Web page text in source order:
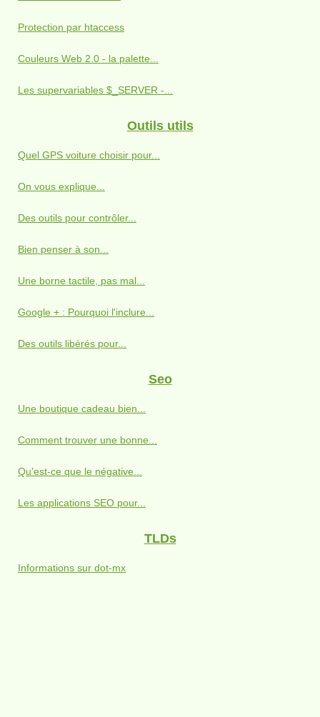
Protection par htaccess
Couleurs Web 2.0 - la palette...
Les supervariables $_SERVER -...
Outils utils
Quel GPS voiture choisir pour...
On vous explique...
Des outils pour contrôler...
Bien penser à son...
Une borne tactile, pas mal...
Google + : Pourquoi l'inclure...
Des outils libérés pour...
Seo
Une boutique cadeau bien...
Comment trouver une bonne...
Qu'est-ce que le négative...
Les applications SEO pour...
TLDs
Informations sur dot-mx